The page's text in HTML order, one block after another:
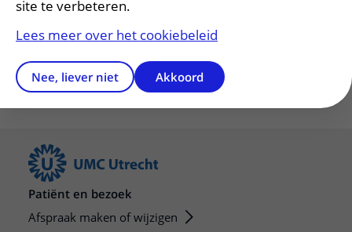
gecategoriseerd als ‘hoge prioriteit’ en
beoordeeld als ‘zeer relevant’.
Patiënt en bezoek
Afspraak maken of wijzigen
site te verbeteren.
Lees meer over het cookiebeleid
Nee, liever niet Akkoord